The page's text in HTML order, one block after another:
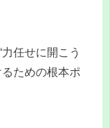
任せに開こう
ための根本ポ